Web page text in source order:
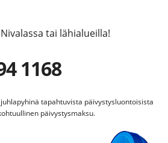
tai lähialueilla!
1168
tapahtuvista päivystysluontoisista
päivystysmaksu.